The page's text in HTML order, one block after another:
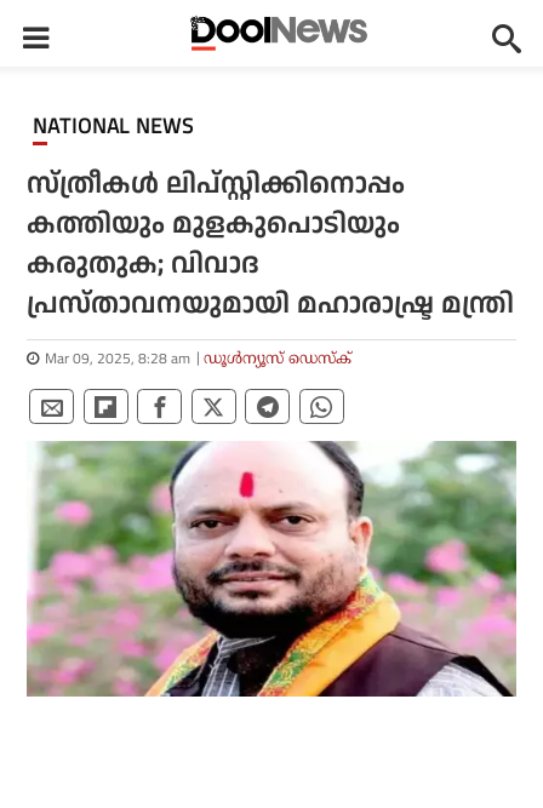
NATIONAL NEWS
സ്ത്രീകൾ ലിപ്സ്റ്റിക്കിനൊപ്പം
കത്തിയും മുളകുപൊടിയും
കരുതുക; വിവാദ
പ്രസ്താവനയുമായി മഹാരാഷ്ട്ര മന്ത്രി
Mar 09, 2025, 8:28 am ഡൂള്‍ന്യൂസ് ഡെസ്‌ക്